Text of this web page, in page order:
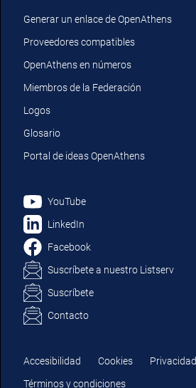
Generar un enlace de OpenAthens
Proveedores compatibles
OpenAthens en números
Miembros de la Federación
Logos
Glosario
Portal de ideas OpenAthens
YouTube
LinkedIn
Facebook
Suscríbete a nuestro Listserv
Suscríbete
Contacto
Accesibilidad Cookies
Privacidad
Términos y condiciones